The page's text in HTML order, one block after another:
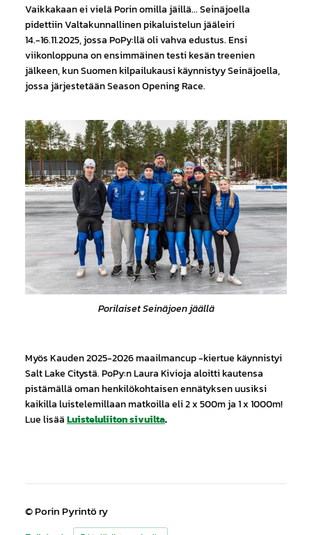
Vaikkakaan ei vielä Porin omilla jäillä... Seinäjoella
pidettiin Valtakunnallinen pikaluistelun jääleiri
14.-16.11.2025, jossa PoPy:llä oli vahva edustus. Ensi
viikonloppuna on ensimmäinen testi kesän treenien
jälkeen, kun Suomen kilpailukausi käynnistyy Seinäjoella,
jossa järjestetään Season Opening Race.
Porilaiset Seinäjoen jäällä
Myös Kauden 2025-2026 maailmancup -kiertue käynnistyi
Salt Lake Citystä. PoPy:n Laura Kivioja aloitti kautensa
pistämällä oman henkilökohtaisen ennätyksen uusiksi
kaikilla luistelemillaan matkoilla eli 2 x 500m ja 1 x 1000m!
Lue lisää Luisteluliiton sivuilta.
©Porin Pyrintö ry